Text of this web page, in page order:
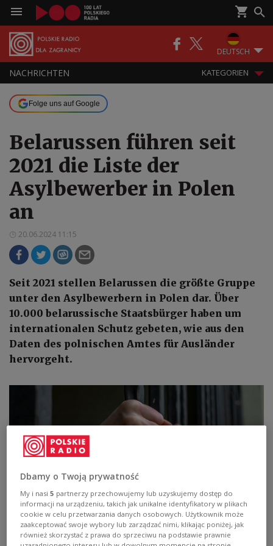
DEUTSCH
NACHRICHTEN KATEGORIEN
Folge uns auf Google
Belarussen führen seit
2021 die Liste der
Asylbewerber in Polen
an
20.06.2024 11:15
Seit 2021 stellen Belarussen die größte Gruppe
unter den Asylbewerbern in Polen dar. Über
10.000 belarussische Staatsbürger haben um
internationalen Schutz gebeten, wie aus den
Daten des polnischen Amtes für Ausländer
hervorgeht.
Aleś Zarembiuk: "Die meisten Belarussen unterstützen die russische
Dbamy o Twoją prywatność
My i nasi5 partnerzy przechowujemy lub uzyskujemy dostęp do
informacji na urządzeniu, takich jak unikalne identyfikatory w plikach
cookie w celu przetwarzania danych osobowych. Użytkownik może
zaakceptować swoje wybory lub zarządzać nimi, klikając poniżej, jak
również skorzystać z prawa do sprzeciwu na podstawie prawnie